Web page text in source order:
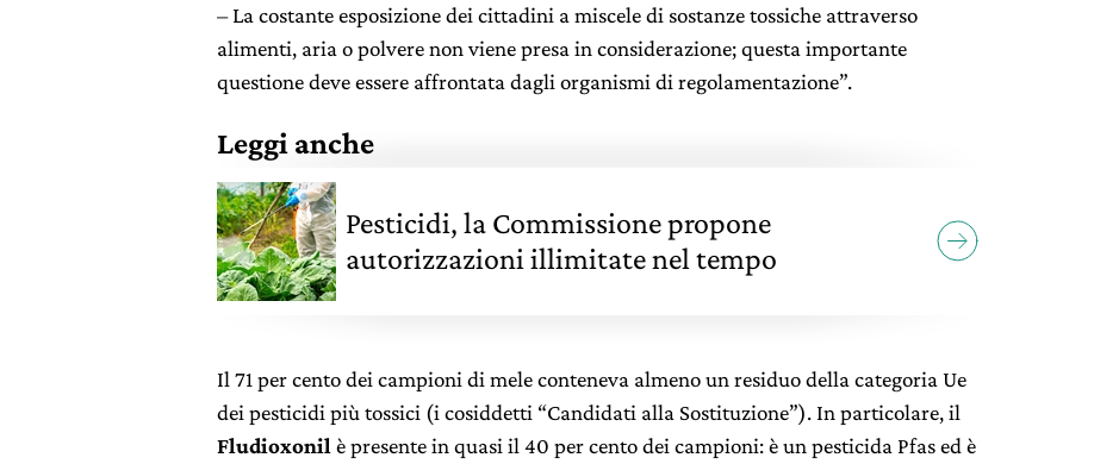
– La costante esposizione dei cittadini a miscele di sostanze tossiche attraverso
alimenti, aria o polvere non viene presa in considerazione; questa importante
questione deve essere affrontata dagli organismi di regolamentazione”.
Leggi anche
Pesticidi, la Commissione propone
autorizzazioni illimitate nel tempo
Il 71 per cento dei campioni di mele conteneva almeno un residuo della categoria Ue
dei pesticidi più tossici (i cosiddetti “Candidati alla Sostituzione”). In particolare, il
Fludioxonil è presente in quasi il 40 per cento dei campioni: è un pesticida Pfas ed è